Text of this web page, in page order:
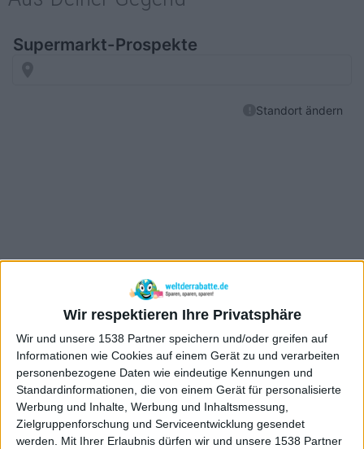
Wir respektieren Ihre Privatsphäre
Wir und unsere 1538 Partner speichern und/oder greifen auf
Informationen wie Cookies auf einem Gerät zu und verarbeiten
personenbezogene Daten wie eindeutige Kennungen und
Standardinformationen, die von einem Gerät für personalisierte
Werbung und Inhalte, Werbung und Inhaltsmessung,
Zielgruppenforschung und Serviceentwicklung gesendet
werden.
Mit Ihrer Erlaubnis dürfen wir und unsere 1538 Partner